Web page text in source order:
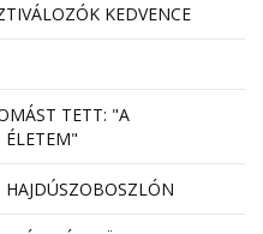
KEDVENCE
TETT: "A
ÉLETEM"